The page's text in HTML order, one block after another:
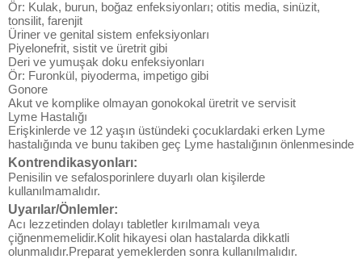
Ör: Kulak, burun, boğaz enfeksiyonları; otitis media, sinüzit,
tonsilit, farenjit
Üriner ve genital sistem enfeksiyonları
Piyelonefrit, sistit ve üretrit gibi
Deri ve yumuşak doku enfeksiyonları
Ör: Furonkül, piyoderma, impetigo gibi
Gonore
Akut ve komplike olmayan gonokokal üretrit ve servisit
Lyme Hastalığı
Erişkinlerde ve 12 yaşın üstündeki çocuklardaki erken Lyme
hastalığında ve bunu takiben geç Lyme hastalığının önlenmesinde
Kontrendikasyonları:
Penisilin ve sefalosporinlere duyarlı olan kişilerde
kullanılmamalıdır.
Uyarılar/Önlemler:
Acı lezzetinden dolayı tabletler kırılmamalı veya
çiğnenmemelidir.Kolit hikayesi olan hastalarda dikkatli
olunmalıdır.Preparat yemeklerden sonra kullanılmalıdır.